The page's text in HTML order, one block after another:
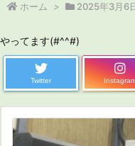
ホーム > 2025年3月6
やってます(#^^#)
Twitter